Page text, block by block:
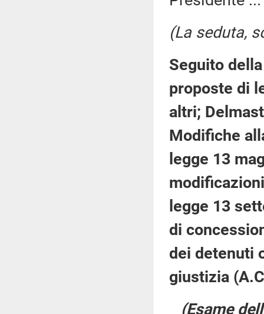
(La seduta,
Seguito
proposte di
altri;
Modifiche
legge 13
legge 13
di
dei detenuti
giustizia
(Esame